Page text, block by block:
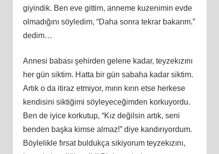
giyindik. Ben eve gittim, anneme kuzenimin evde
olmadığını söyledim, “Daha sonra tekrar bakarım.”
dedim…
Annesi babası şehirden gelene kadar, teyzekızını
her gün siktim. Hatta bir gün sabaha kadar siktim.
Artık o da itiraz etmiyor, mırın kırın etse herkese
kendisini siktiğimi söyleyeceğimden korkuyordu.
Ben de iyice korkutup, “Kız değilsin artık, seni
benden başka kimse almaz!” diye kandırıyordum.
Böylelikle fırsat buldukça sikiyorum teyzekızını,